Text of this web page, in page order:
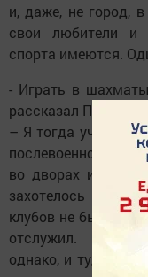
и, даже, не город,
свои любители и
спорта имеются.
- Играть в
рассказал Павел
– Я тогда учился
послевоенное
во дворах и стар,
захотелось
клубов не было.
отслужил. При
однако, и туда